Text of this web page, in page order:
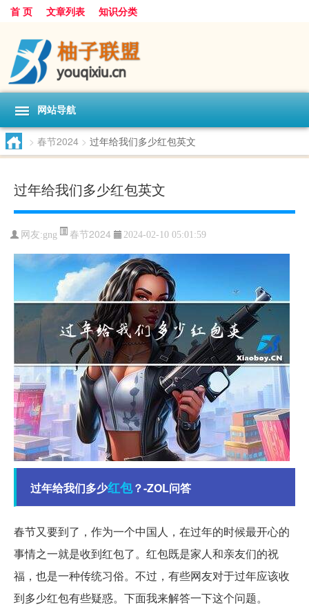
首 页 文章列表 知识分类
网站导航
> 春节2024 > 过年给我们多少红包英文
过年给我们多少红包英文
网友:gng 春节2024 2024-02-10 05:01:59
过年给我们多少红包？-ZOL问答
春节又要到了，作为一个中国人，在过年的时候最开心的
事情之一就是收到红包了。红包既是家人和亲友们的祝
福，也是一种传统习俗。不过，有些网友对于过年应该收
到多少红包有些疑惑。下面我来解答一下这个问题。